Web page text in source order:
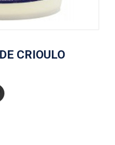
CRIOULO